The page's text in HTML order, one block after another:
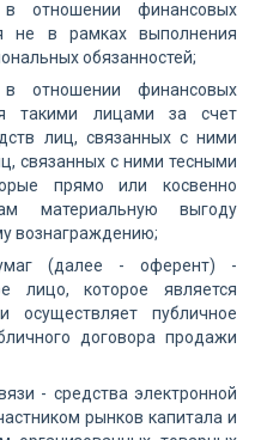
отношении финансовых
не в рамках выполнения
обязанностей;
отношении финансовых
такими лицами за счет
лиц, связанных с ними
связанных с ними тесными
прямо или косвенно
материальную выгоду
вознаграждению;
(далее - оферент) -
лицо, которое является
публичное
договора продажи
- средства электронной
рынков капитала и